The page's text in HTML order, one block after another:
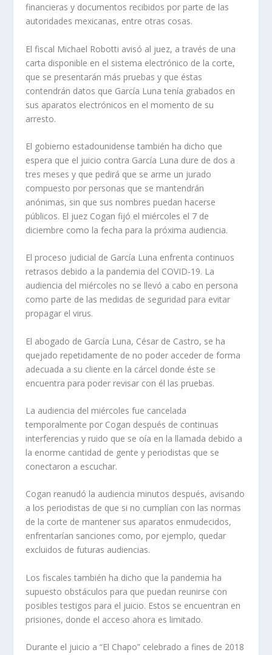
financieras y documentos recibidos por parte de las
autoridades mexicanas, entre otras cosas.
El fiscal Michael Robotti avisó al juez, a través de una
carta disponible en el sistema electrónico de la corte,
que se presentarán más pruebas y que éstas
contendrán datos que García Luna tenía grabados en
sus aparatos electrónicos en el momento de su
arresto.
El gobierno estadounidense también ha dicho que
espera que el juicio contra García Luna dure de dos a
tres meses y que pedirá que se arme un jurado
compuesto por personas que se mantendrán
anónimas, sin que sus nombres puedan hacerse
públicos. El juez Cogan fijó el miércoles el 7 de
diciembre como la fecha para la próxima audiencia.
El proceso judicial de García Luna enfrenta continuos
retrasos debido a la pandemia del COVID-19. La
audiencia del miércoles no se llevó a cabo en persona
como parte de las medidas de seguridad para evitar
propagar el virus.
El abogado de García Luna, César de Castro, se ha
quejado repetidamente de no poder acceder de forma
adecuada a su cliente en la cárcel donde éste se
encuentra para poder revisar con él las pruebas.
La audiencia del miércoles fue cancelada
temporalmente por Cogan después de continuas
interferencias y ruido que se oía en la llamada debido a
la enorme cantidad de gente y periodistas que se
conectaron a escuchar.
Cogan reanudó la audiencia minutos después, avisando
a los periodistas de que si no cumplían con las normas
de la corte de mantener sus aparatos enmudecidos,
enfrentarían sanciones como, por ejemplo, quedar
excluidos de futuras audiencias.
Los fiscales también ha dicho que la pandemia ha
supuesto obstáculos para que puedan reunirse con
posibles testigos para el juicio. Estos se encuentran en
prisiones, donde el acceso ahora es limitado.
Durante el juicio a “El Chapo” celebrado a fines de 2018